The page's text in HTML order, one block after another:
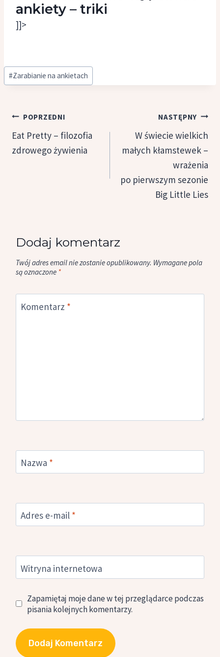
ankiety – triki
]]>
Tagi
wpisu:
#Zarabianie na ankietach
Nawigacja
wpisu
POPRZEDNI
Eat Pretty – filozofia
zdrowego żywienia
NASTĘPNY
W świecie wielkich
małych kłamstewek –
wrażenia
po pierwszym sezonie
Big Little Lies
Dodaj komentarz
Twój adres email nie zostanie opublikowany. Wymagane pola
są oznaczone *
Komentarz *
Nazwa *
Adres e-mail *
Witryna internetowa
Zapamiętaj moje dane w tej przeglądarce podczas
pisania kolejnych komentarzy.